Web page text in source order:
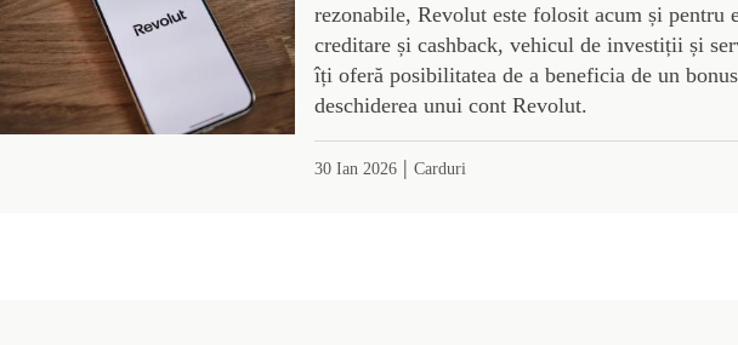
rezonabile, Revolut este folosit acum și pentru
creditare și cashback, vehicul de investiții și
îți oferă posibilitatea de a beneficia de un
deschiderea unui cont Revolut.
30 Ian 2026| Carduri